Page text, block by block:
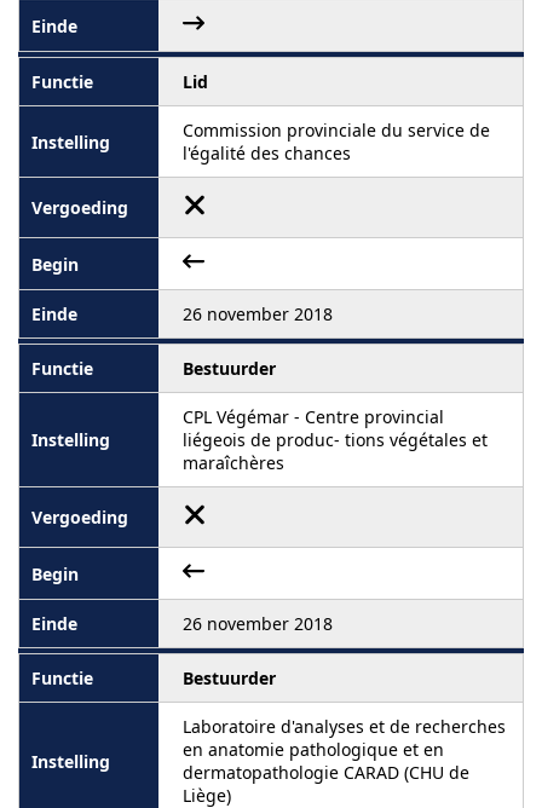
Lid
Commission provinciale du service de
l'égalité des chances
26 november 2018
Bestuurder
CPL Végémar - Centre provincial
liégeois de produc- tions végétales et
maraîchères
26 november 2018
Bestuurder
Laboratoire d'analyses et de recherches
en anatomie pathologique et en
dermatopathologie CARAD (CHU de
Liège)